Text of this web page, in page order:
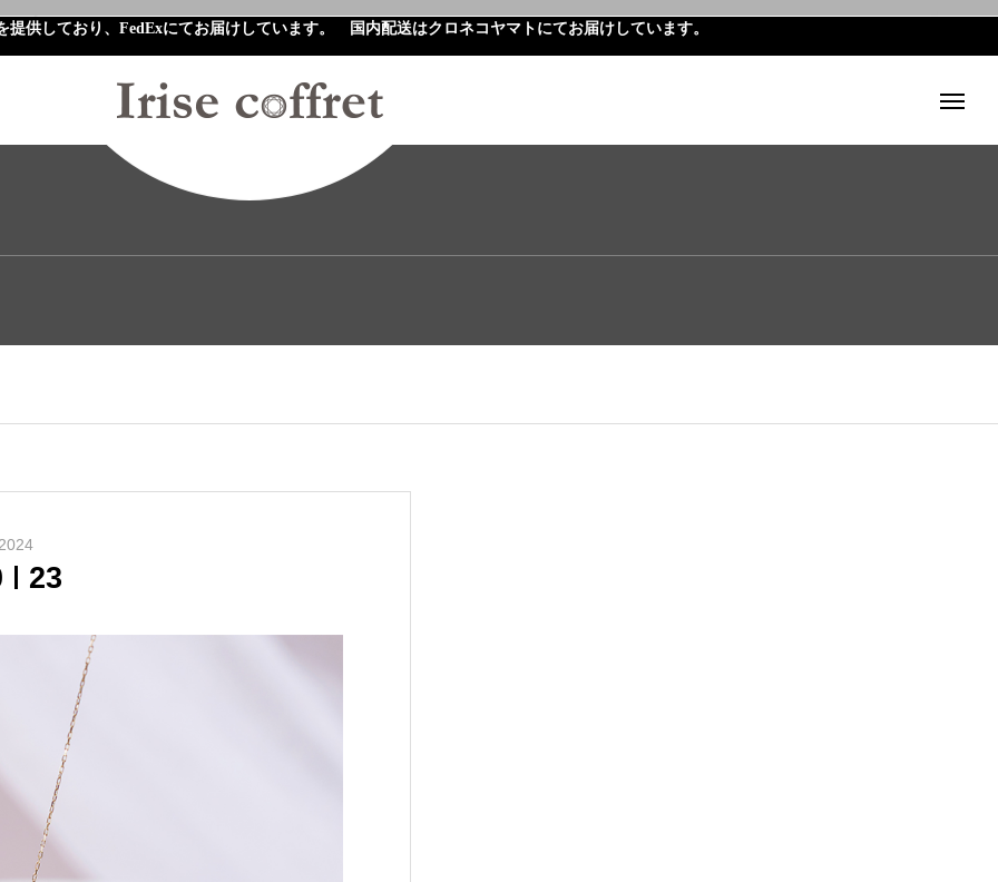
提供しており、FedExにてお届けしています。 国内配送はクロネコヤマトにてお届けしています。
23